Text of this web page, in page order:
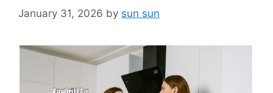
January 31, 2026 by sun sun